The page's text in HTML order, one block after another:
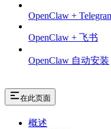
OpenClaw +
OpenClaw + 飞书
OpenClaw 自动安装
在此页面
概述